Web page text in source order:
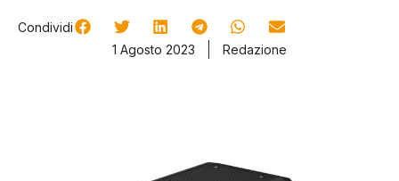
Condividi
1 Agosto 2023
Redazione